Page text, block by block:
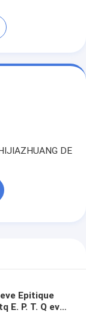
DE
eve Epitique
E. P. T. Q eve